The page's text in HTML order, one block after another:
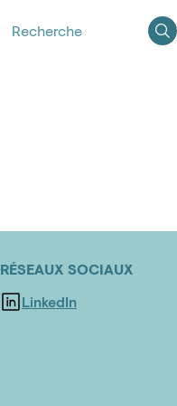
RÉSEAUX SOCIAUX
LinkedIn